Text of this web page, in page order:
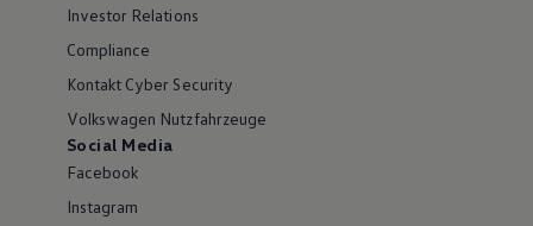
Investor Relations
Compliance
Kontakt Cyber Security
Volkswagen Nutzfahrzeuge
Social Media
Facebook
Instagram